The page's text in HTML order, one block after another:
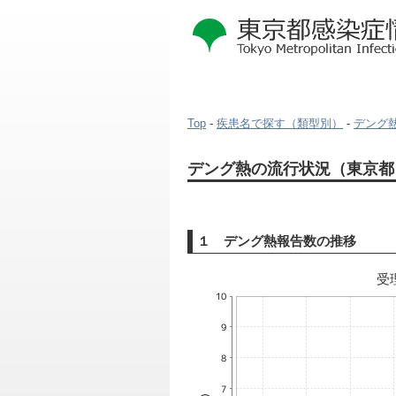
Top - 疾患名で探す（類型別） - デング
本
文
か
ら
デング熱の流行状況（東京
１ デング熱報告数の推移
受